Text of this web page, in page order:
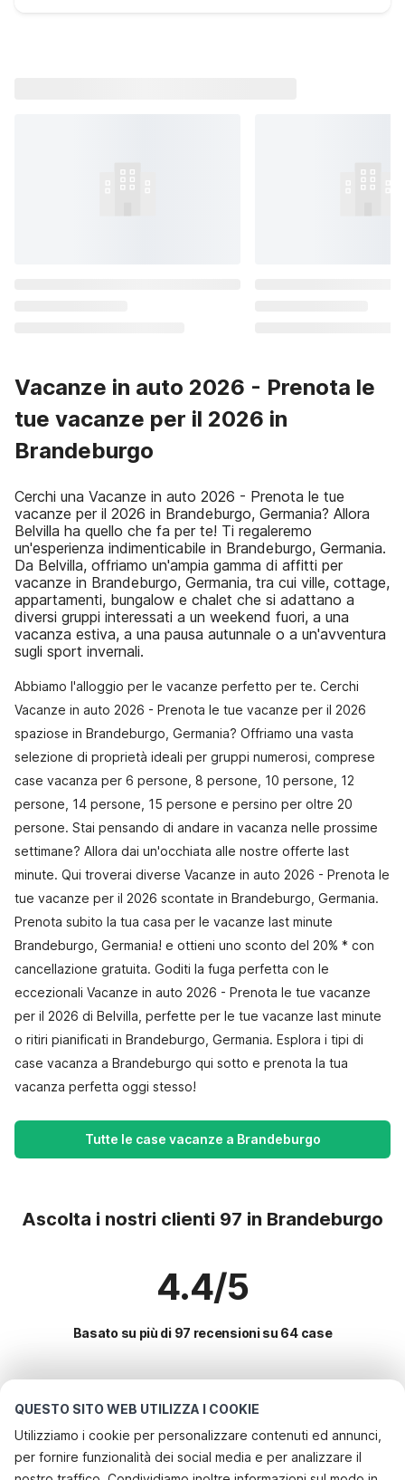
QUESTO SITO WEB UTILIZZA I COOKIE
Utilizziamo i cookie per personalizzare contenuti ed annunci,
per fornire funzionalità dei social media e per analizzare il
Vacanze in auto 2026 - Prenota le
tue vacanze per il 2026 in
Brandeburgo
Cerchi una Vacanze in auto 2026 - Prenota le tue
vacanze per il 2026 in Brandeburgo, Germania? Allora
Belvilla ha quello che fa per te! Ti regaleremo
un'esperienza indimenticabile in Brandeburgo, Germania.
Da Belvilla, offriamo un'ampia gamma di affitti per
vacanze in Brandeburgo, Germania, tra cui ville, cottage,
appartamenti, bungalow e chalet che si adattano a
diversi gruppi interessati a un weekend fuori, a una
vacanza estiva, a una pausa autunnale o a un'avventura
sugli sport invernali.
Abbiamo l'alloggio per le vacanze perfetto per te. Cerchi
Vacanze in auto 2026 - Prenota le tue vacanze per il 2026
spaziose in Brandeburgo, Germania? Offriamo una vasta
selezione di proprietà ideali per gruppi numerosi, comprese
case vacanza per 6 persone, 8 persone, 10 persone, 12
persone, 14 persone, 15 persone e persino per oltre 20
persone. Stai pensando di andare in vacanza nelle prossime
settimane? Allora dai un'occhiata alle nostre offerte last
minute. Qui troverai diverse Vacanze in auto 2026 - Prenota le
tue vacanze per il 2026 scontate in Brandeburgo, Germania.
Prenota subito la tua casa per le vacanze last minute
Brandeburgo, Germania! e ottieni uno sconto del 20% * con
cancellazione gratuita. Goditi la fuga perfetta con le
eccezionali Vacanze in auto 2026 - Prenota le tue vacanze
per il 2026 di Belvilla, perfette per le tue vacanze last minute
o ritiri pianificati in Brandeburgo, Germania. Esplora i tipi di
case vacanza a Brandeburgo qui sotto e prenota la tua
vacanza perfetta oggi stesso!
Tutte le case vacanze a Brandeburgo
Ascolta i nostri clienti 97 in Brandeburgo
4.4/5
Basato su più di 97 recensioni su 64 case
Le destinazioni più popolari per le
vacanze
Servizi più popolari per le vacanze in Brandeburgo